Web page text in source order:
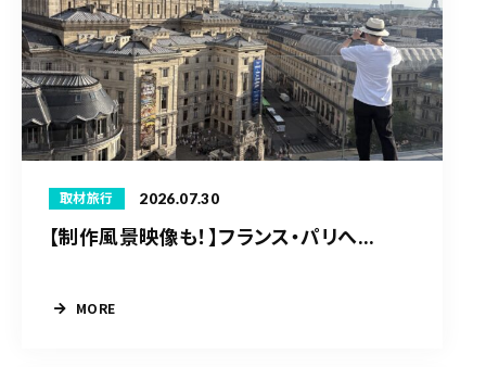
取材旅行 2026.07.30
【制作風景映像も！】フランス・パリへ...
MORE